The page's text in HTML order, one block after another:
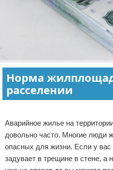
Норма
расселении
Аварийное жилье на
довольно часто. Многие люди
опасных для жизни. Если у вас
задувает в трещине в стене, а